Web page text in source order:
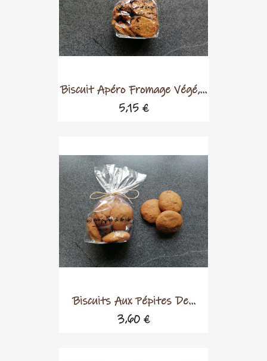
Biscuit Apéro Fromage Végé,...
5,15 €
Biscuits Aux Pépites De...
3,60 €